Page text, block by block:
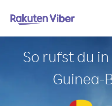
So rufst du
Guinea-